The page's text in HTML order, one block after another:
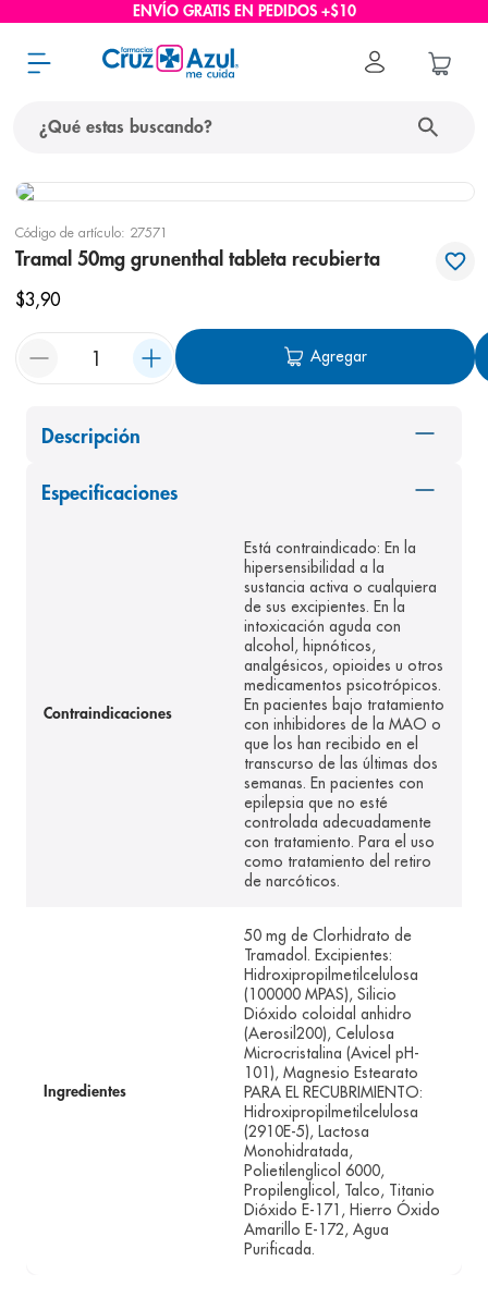
ENVÍO GRATIS EN PEDIDOS +$10
Código de artículo: 27571
Tramal 50mg grunenthal tableta recubierta
$3,90
Agregar
Descripción
Especificaciones
Contraindicaciones
Está contraindicado: En la
hipersensibilidad a la
sustancia activa o cualquiera
de sus excipientes. En la
intoxicación aguda con
alcohol, hipnóticos,
analgésicos, opioides u otros
medicamentos psicotrópicos.
En pacientes bajo tratamiento
con inhibidores de la MAO o
que los han recibido en el
transcurso de las últimas dos
semanas. En pacientes con
epilepsia que no esté
controlada adecuadamente
con tratamiento. Para el uso
como tratamiento del retiro
de narcóticos.
Ingredientes
50 mg de Clorhidrato de
Tramadol. Excipientes:
Hidroxipropilmetilcelulosa
(100000 MPAS), Silicio
Dióxido coloidal anhidro
(Aerosil200), Celulosa
Microcristalina (Avicel pH-
101), Magnesio Estearato
PARA EL RECUBRIMIENTO:
Hidroxipropilmetilcelulosa
(2910E-5), Lactosa
Monohidratada,
Polietilenglicol 6000,
Propilenglicol, Talco, Titanio
Dióxido E-171, Hierro Óxido
Amarillo E-172, Agua
Purificada.
términos más buscados
6. shampoo